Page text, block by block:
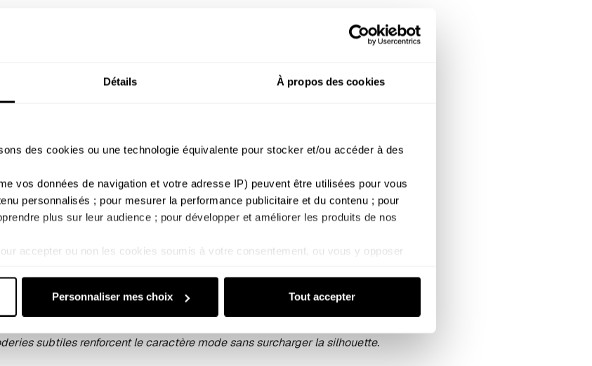
Détails À propos des cookies
des cookies ou une technologie équivalente pour stocker et/ou accéder à des
vos données de navigation et votre adresse IP) peuvent être utilisées pour vous
personnalisés ; pour mesurer la performance publicitaire et du contenu ; pour
plus sur leur audience ; pour développer et améliorer les produits de nos
accepter ou non les cookies soumis à votre consentement, ou vous y opposer
Personnaliser mes choix Tout accepter
sans compression
peuvent apporter du caractère, à condition de rester discrets pour préserver
plus longiligne ou athlétique (H, V, I)
courbes là où la silhouette est plus droite.
visuel au niveau des hanches
ajoutent du relief
subtiles renforcent le caractère mode sans surcharger la silhouette.